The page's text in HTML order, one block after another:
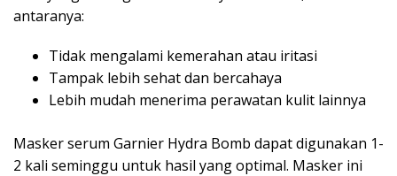
antaranya:
Tidak mengalami kemerahan atau iritasi
Tampak lebih sehat dan bercahaya
Lebih mudah menerima perawatan kulit lainnya
Masker serum Garnier Hydra Bomb dapat digunakan 1-
2 kali seminggu untuk hasil yang optimal. Masker ini